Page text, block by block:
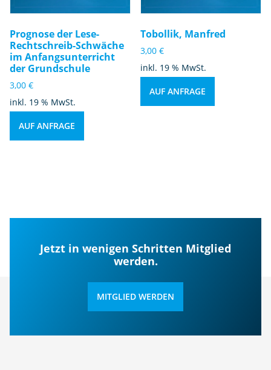
Prognose der Lese-
Rechtschreib-Schwäche
im Anfangsunterricht
der Grundschule
3,00 €
inkl. 19 % MwSt.
AUF ANFRAGE
Tobollik, Manfred
3,00€
inkl. 19 % MwSt.
AUF ANFRAGE
Jetzt in wenigen Schritten Mitglied
werden.
MITGLIED WERDEN